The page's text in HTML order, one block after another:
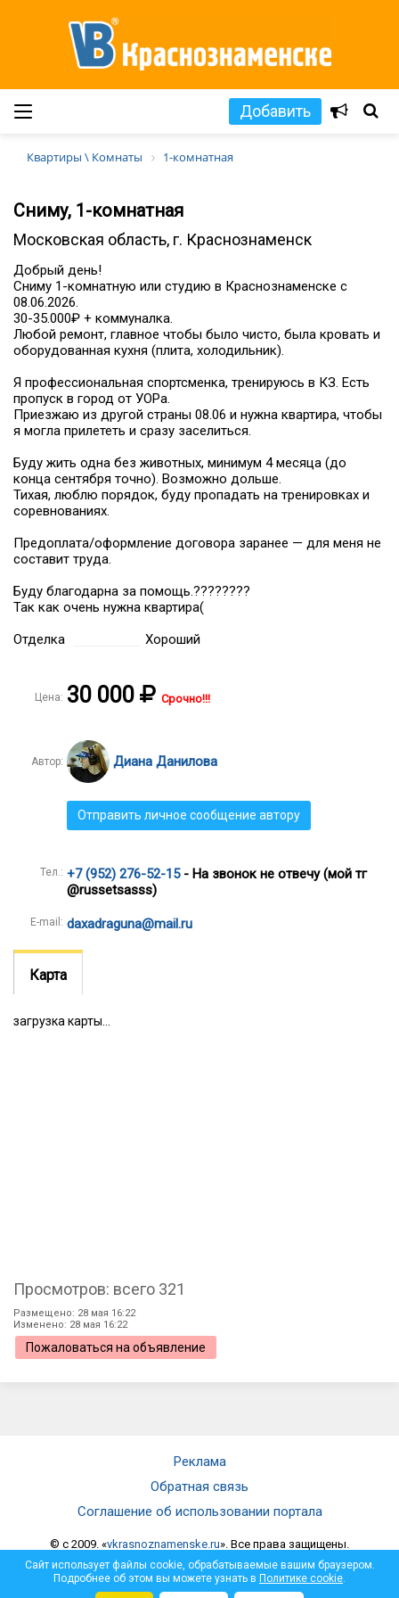
Добавить
Квартиры \ Комнаты 1-комнатная
Сниму, 1-комнатная
Московская область, г. Краснознаменск
Добрый день!
Сниму 1-комнатную или студию в Краснознаменске с
08.06.2026.
30-35.000₽ + коммуналка.
Любой ремонт, главное чтобы было чисто, была кровать и
оборудованная кухня (плита, холодильник).
Я профессиональная спортсменка, тренируюсь в КЗ. Есть
пропуск в город от УОРа.
Приезжаю из другой страны 08.06 и нужна квартира, чтобы
я могла прилететь и сразу заселиться.
Буду жить одна без животных, минимум 4 месяца (до
конца сентября точно). Возможно дольше.
Тихая, люблю порядок, буду пропадать на тренировках и
соревнованиях.
Предоплата/оформление договора заранее — для меня не
составит труда.
Буду благодарна за помощь.????????
Так как очень нужна квартира(
Хороший
Отделка
Цена: 30 000 Срочно!!!
Автор: Диана Данилова
Отправить личное сообщение автору
Тел.: +7 (952) 276-52-15- На звонок не отвечу (мой тг
@russetsasss)
E-mail: daxadraguna@mail.ru
Карта
загрузка карты...
Просмотров: всего 321
Размещено: 28 мая 16:22
Изменено: 28 мая 16:22
Пожаловаться на объявление
Реклама
Обратная связь
Соглашение об использовании портала
© c 2009. «vkrasnoznamenske.ru». Все права защищены.
Мнение администрации не всегда совпадает с мнением автора.
Администрация не несет ответственности за достоверность
опубликованной информации и за отзывы, оставленные
Сайт использует файлы cookie, обрабатываемые вашим браузером.
Подробнее об этом вы можете узнать в Политике cookie.